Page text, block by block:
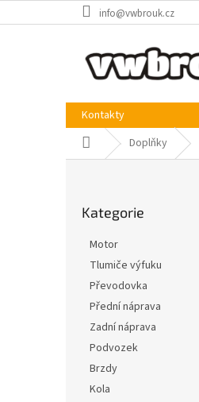
na
info@vwbrouk.cz
Kontakty
Domů Doplňky
kategorie
Kategorie
Motor
Tlumiče výfuku
Převodovka
Přední náprava
Zadní náprava
Podvozek
Brzdy
Kola